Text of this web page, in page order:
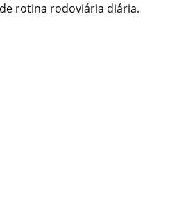
rotina rodoviária diária.